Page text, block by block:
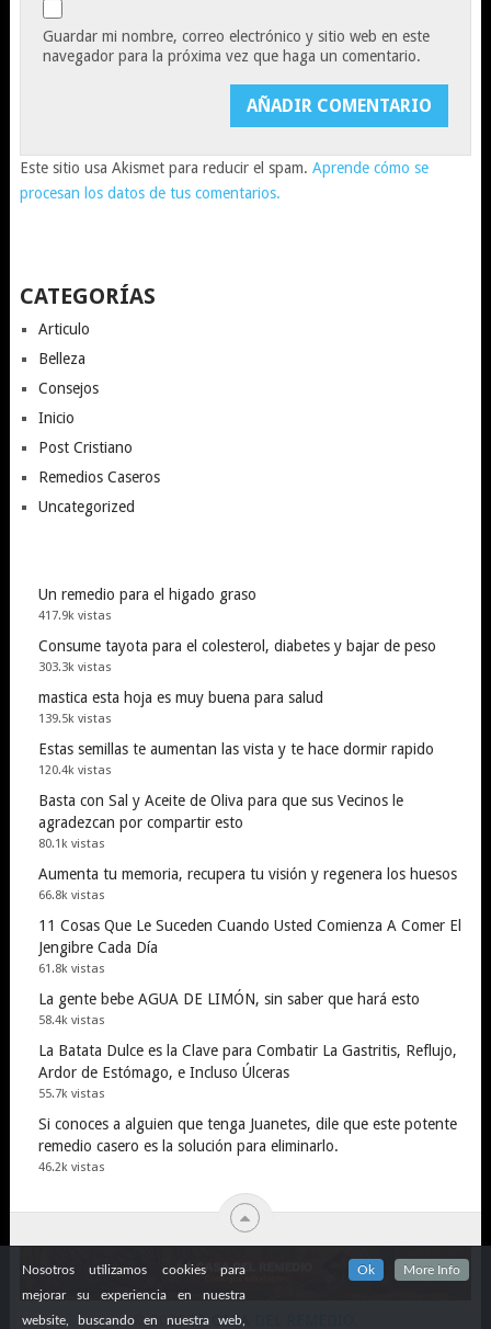
Guardar mi nombre, correo electrónico y sitio web en este
navegador para la próxima vez que haga un comentario.
Este sitio usa Akismet para reducir el spam. Aprende cómo se
procesan los datos de tus comentarios.
CATEGORÍAS
Articulo
Belleza
Consejos
Inicio
Post Cristiano
Remedios Caseros
Uncategorized
Un remedio para el higado graso
417.9k vistas
Consume tayota para el colesterol, diabetes y bajar de peso
303.3k vistas
mastica esta hoja es muy buena para salud
139.5k vistas
Estas semillas te aumentan las vista y te hace dormir rapido
120.4k vistas
Basta con Sal y Aceite de Oliva para que sus Vecinos le
agradezcan por compartir esto
80.1k vistas
Aumenta tu memoria, recupera tu visión y regenera los huesos
66.8k vistas
11 Cosas Que Le Suceden Cuando Usted Comienza A Comer El
Jengibre Cada Día
61.8k vistas
La gente bebe AGUA DE LIMÓN, sin saber que hará esto
58.4k vistas
La Batata Dulce es la Clave para Combatir La Gastritis, Reflujo,
Ardor de Estómago, e Incluso Úlceras
55.7k vistas
Si conoces a alguien que tenga Juanetes, dile que este potente
remedio casero es la solución para eliminarlo.
46.2k vistas
© 2026LA CASA DEL REMEDIO
Nosotros utilizamos cookies para
mejorar su experiencia en nuestra
website, buscando en nuestra web,
Ok More Info